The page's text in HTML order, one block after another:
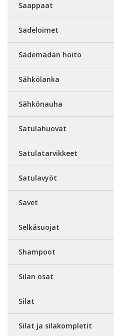
Saappaat
Sadeloimet
Sädemädän hoito
Sähkölanka
Sähkönauha
Satulahuovat
Satulatarvikkeet
Satulavyöt
Savet
Selkäsuojat
Shampoot
Silan osat
Silat
Silat ja silakompletit